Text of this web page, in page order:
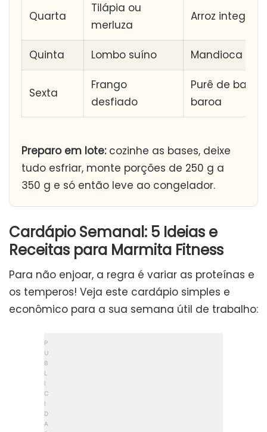
Quarta
Tilápia ou
merluza
Arroz integral
Quinta Lombo suíno Mandioca
Sexta
Frango
desfiado
Purê de
baroa
Preparo em lote:cozinhe as bases, deixe
tudo esfriar, monte porções de 250 g a
350 g e só então leve ao congelador.
Cardápio Semanal: 5 Ideias e
Receitas para Marmita Fitness
Para não enjoar, a regra é variar as proteínas e
os temperos! Veja este cardápio simples e
econômico para a sua semana útil de trabalho: